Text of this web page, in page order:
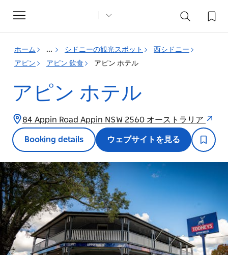
Toggle
navigation
ホーム ... シドニーの観光スポット
西シドニー
アピン
アピン 飲食 アピン ホテル
アピン ホテル
84 Appin Road Appin NSW 2560 オーストラリア
Booking details ウェブサイトを見る